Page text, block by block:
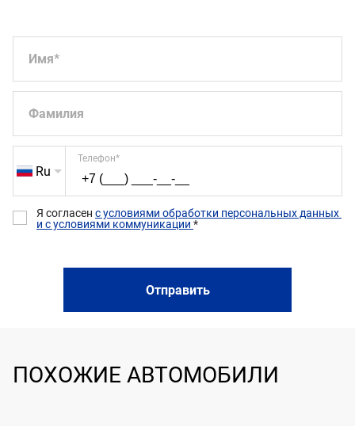
Имя*
Фамилия
Ru
Телефон*
Я согласен с условиями обработки персональных данных
и с условиями коммуникации *
Отправить
ПОХОЖИЕ АВТОМОБИЛИ